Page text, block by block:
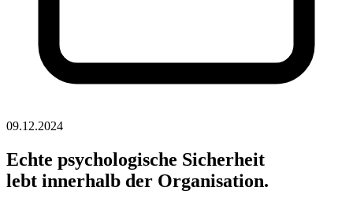
09.12.2024
Echte psychologische Sicherheit
lebt innerhalb der Organisation.